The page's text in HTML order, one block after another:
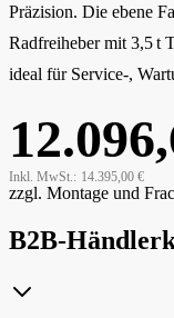
Präzision. Die ebene
Radfreiheber mit 3,5 t
ideal für Service-,
Inkl. MwSt.: 14.395,00 €
zzgl. Montage und
B2B-